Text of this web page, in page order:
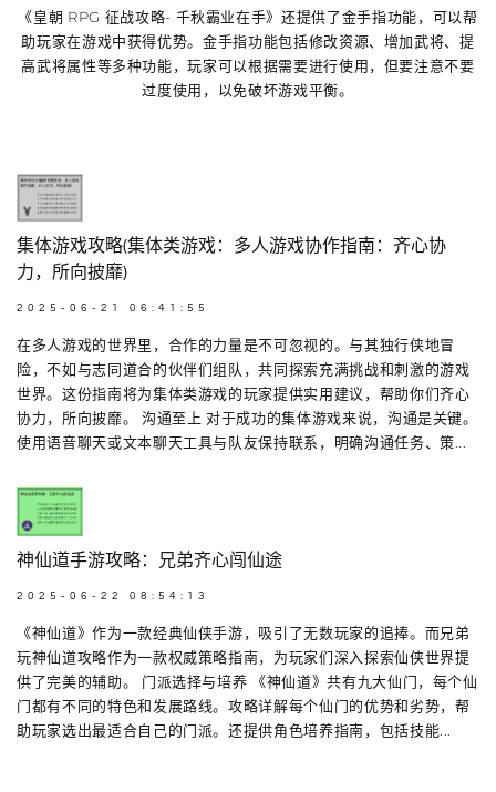
《皇朝 RPG 征战攻略- 千秋霸业在手》还提供了金手指功能，可以帮
助玩家在游戏中获得优势。金手指功能包括修改资源、增加武将、提
高武将属性等多种功能，玩家可以根据需要进行使用，但要注意不要
过度使用，以免破坏游戏平衡。
集体游戏攻略(集体类游戏：多人游戏协作指南：齐心协
力，所向披靡)
2025-06-21 06:41:55
在多人游戏的世界里，合作的力量是不可忽视的。与其独行侠地冒
险，不如与志同道合的伙伴们组队，共同探索充满挑战和刺激的游戏
世界。这份指南将为集体类游戏的玩家提供实用建议，帮助你们齐心
协力，所向披靡。 沟通至上 对于成功的集体游戏来说，沟通是关键。
使用语音聊天或文本聊天工具与队友保持联系，明确沟通任务、策...
神仙道手游攻略：兄弟齐心闯仙途
2025-06-22 08:54:13
《神仙道》作为一款经典仙侠手游，吸引了无数玩家的追捧。而兄弟
玩神仙道攻略作为一款权威策略指南，为玩家们深入探索仙侠世界提
供了完美的辅助。 门派选择与培养 《神仙道》共有九大仙门，每个仙
门都有不同的特色和发展路线。攻略详解每个仙门的优势和劣势，帮
助玩家选出最适合自己的门派。还提供角色培养指南，包括技能...